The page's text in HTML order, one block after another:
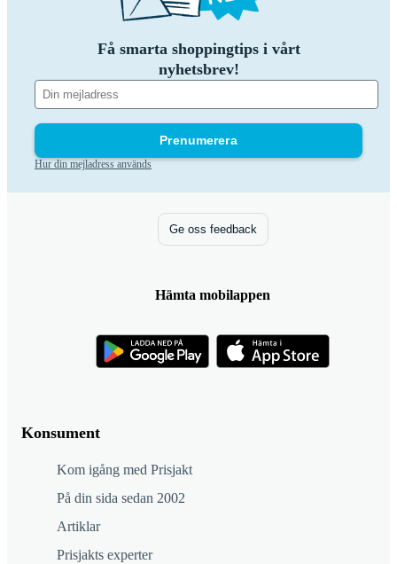
Få smarta shoppingtips i vårt
nyhetsbrev!
Prenumerera
Hur din mejladress används
Konsument
Kom igång med Prisjakt
På din sida sedan 2002
Artiklar
Prisjakts experter
Ge oss feedback
Hämta mobilappen